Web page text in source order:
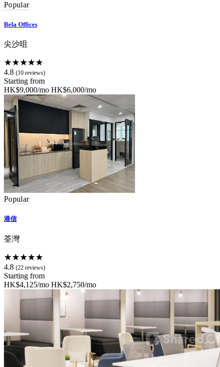
Popular
Bela Offices
尖沙咀
★★★★★
4.8 (10 reviews)
Starting from
HK$9,000/mo HK$6,000/mo
Popular
港信
荃灣
★★★★★
4.8 (22 reviews)
Starting from
HK$4,125/mo HK$2,750/mo